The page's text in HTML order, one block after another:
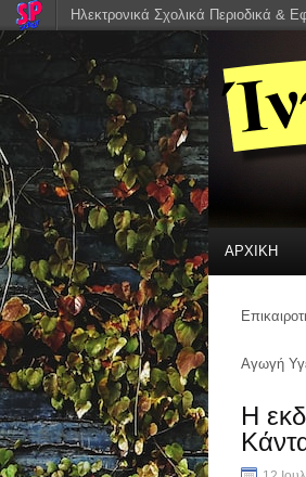
ΑΡΧΙΚΗ
Αγωγή
Η
Ηλεκτρονικά Σχολικά Περιοδικά &